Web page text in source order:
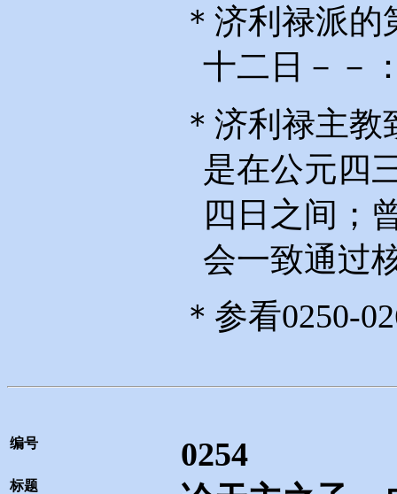
＊济利禄派
十二日－－
＊济利禄主
是在公元四
四日之间；
会一致通过
＊参看0250-
编号 0254
标题